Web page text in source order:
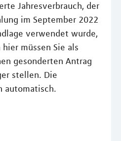
Jahresverbrauch, der
im September 2022
verwendet wurde,
müssen Sie als
gesonderten Antrag
stellen. Die
automatisch.